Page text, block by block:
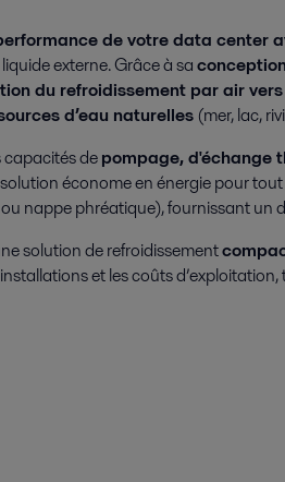
de votre data center
externe. Grâce à sa
du refroidissement par air
d’eau naturelles (mer, lac,
depompage, d'échange
économe en énergie pour
ou nappe phréatique), fournissant un
solution de refroidissement
et les coûts